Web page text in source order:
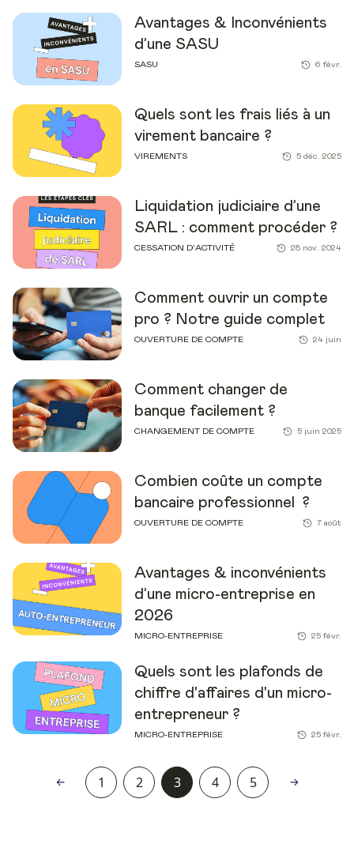
Avantages & Inconvénients
d’une SASU
SASU 6 févr.
Quels sont les frais liés à un
virement bancaire ?
VIREMENTS 5 déc. 2025
Liquidation judiciaire d’une
SARL : comment procéder ?
CESSATION D’ACTIVITÉ 28 nov. 2024
Comment ouvrir un compte
pro ? Notre guide complet
OUVERTURE DE COMPTE 24 juin
Comment changer de
banque facilement ?
CHANGEMENT DE COMPTE 5 juin 2025
Combien coûte un compte
bancaire professionnel ?
OUVERTURE DE COMPTE 7 août
Avantages & inconvénients
d’une micro-entreprise en
2026
MICRO-ENTREPRISE 25 févr.
Quels sont les plafonds de
chiffre d'affaires d'un micro-
entrepreneur ?
MICRO-ENTREPRISE 25 févr.
1 2 3 4 5